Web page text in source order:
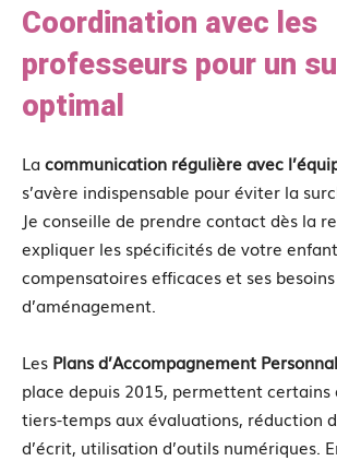
Coordination avec les
professeurs pour un
optimal
La communication régulière avec
s’avère indispensable pour éviter la
Je conseille de prendre contact dès la
expliquer les spécificités de votre
compensatoires efficaces et ses besoins
d’aménagement.
Les Plans d’Accompagnement
place depuis 2015, permettent certains
tiers-temps aux évaluations, réduction
d’écrit, utilisation d’outils numériques.